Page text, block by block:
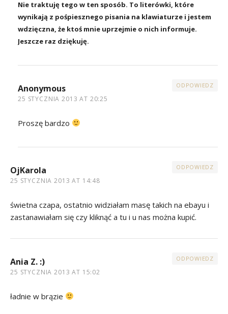
Nie traktuję tego w ten sposób. To literówki, które
wynikają z pośpiesznego pisania na klawiaturze i jestem
wdzięczna, że ktoś mnie uprzejmie o nich informuje.
Jeszcze raz dziękuję.
Anonymous
25 STYCZNIA 2013 AT 20:25
ODPOWIEDZ
Proszę bardzo
OjKarola
25 STYCZNIA 2013 AT 14:48
ODPOWIEDZ
świetna czapa, ostatnio widziałam masę takich na ebayu i
zastanawiałam się czy kliknąć a tu i u nas można kupić.
Ania Z. :)
25 STYCZNIA 2013 AT 15:02
ODPOWIEDZ
ładnie w brązie